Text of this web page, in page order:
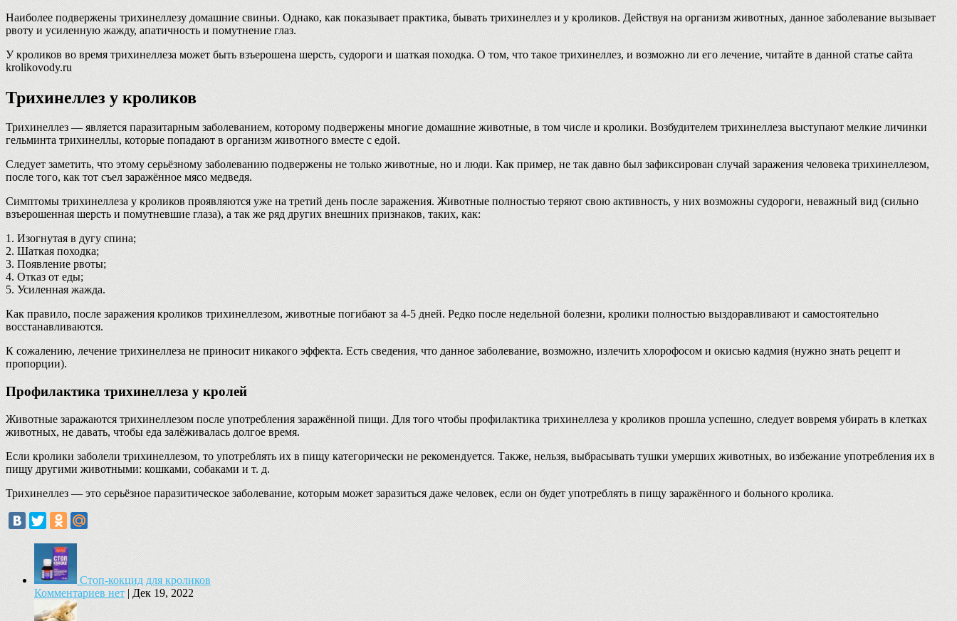
Наиболее подвержены трихинеллезу домашние свиньи. Однако, как показывает практика, бывать трихинеллез и у кроликов. Действуя на организм животных, данное заболевание вызывает
рвоту и усиленную жажду, апатичность и помутнение глаз.
У кроликов во время трихинеллеза может быть взъерошена шерсть, судороги и шаткая походка. О том, что такое трихинеллез, и возможно ли его лечение, читайте в данной статье сайта
krolikovody.ru
Трихинеллез у кроликов
Трихинеллез — является паразитарным заболеванием, которому подвержены многие домашние животные, в том числе и кролики. Возбудителем трихинеллеза выступают мелкие личинки
гельминта трихинеллы, которые попадают в организм животного вместе с едой.
Следует заметить, что этому серьёзному заболеванию подвержены не только животные, но и люди. Как пример, не так давно был зафиксирован случай заражения человека трихинеллезом,
после того, как тот съел заражённое мясо медведя.
Симптомы трихинеллеза у кроликов проявляются уже на третий день после заражения. Животные полностью теряют свою активность, у них возможны судороги, неважный вид (сильно
взъерошенная шерсть и помутневшие глаза), а так же ряд других внешних признаков, таких, как:
1. Изогнутая в дугу спина;
2. Шаткая походка;
3. Появление рвоты;
4. Отказ от еды;
5. Усиленная жажда.
Как правило, после заражения кроликов трихинеллезом, животные погибают за 4-5 дней. Редко после недельной болезни, кролики полностью выздоравливают и самостоятельно
восстанавливаются.
К сожалению, лечение трихинеллеза не приносит никакого эффекта. Есть сведения, что данное заболевание, возможно, излечить хлорофосом и окисью кадмия (нужно знать рецепт и
пропорции).
Профилактика трихинеллеза у кролей
Животные заражаются трихинеллезом после употребления заражённой пищи. Для того чтобы профилактика трихинеллеза у кроликов прошла успешно, следует вовремя убирать в клетках
животных, не давать, чтобы еда залёживалась долгое время.
Если кролики заболели трихинеллезом, то употреблять их в пищу категорически не рекомендуется. Также, нельзя, выбрасывать тушки умерших животных, во избежание употребления их в
пищу другими животными: кошками, собаками и т. д.
Трихинеллез — это серьёзное паразитическое заболевание, которым может заразиться даже человек, если он будет употреблять в пищу заражённого и больного кролика.
Стоп-кокцид для кроликов
Комментариев нет | Дек 19, 2022